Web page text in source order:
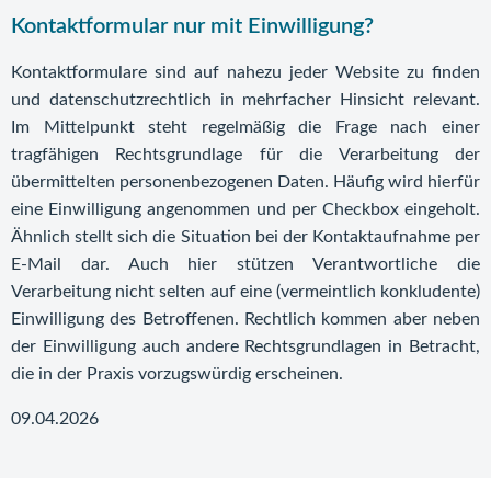
Kontaktformular nur mit Einwilligung?
Kontaktformulare sind auf nahezu jeder Website zu finden
und datenschutzrechtlich in mehrfacher Hinsicht relevant.
Im Mittelpunkt steht regelmäßig die Frage nach einer
tragfähigen Rechtsgrundlage für die Verarbeitung der
übermittelten personenbezogenen Daten. Häufig wird hierfür
eine Einwilligung angenommen und per Checkbox eingeholt.
Ähnlich stellt sich die Situation bei der Kontaktaufnahme per
E-Mail dar. Auch hier stützen Verantwortliche die
Verarbeitung nicht selten auf eine (vermeintlich konkludente)
Einwilligung des Betroffenen. Rechtlich kommen aber neben
der Einwilligung auch andere Rechtsgrundlagen in Betracht,
die in der Praxis vorzugswürdig erscheinen.
09.04.2026